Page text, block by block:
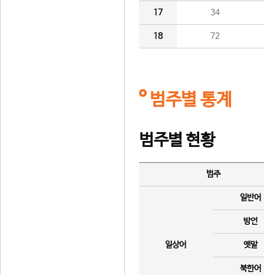
17 34
18 72
범주별 통계
범주별 현황
범주
일상어
일반어
방언
옛말
북한어